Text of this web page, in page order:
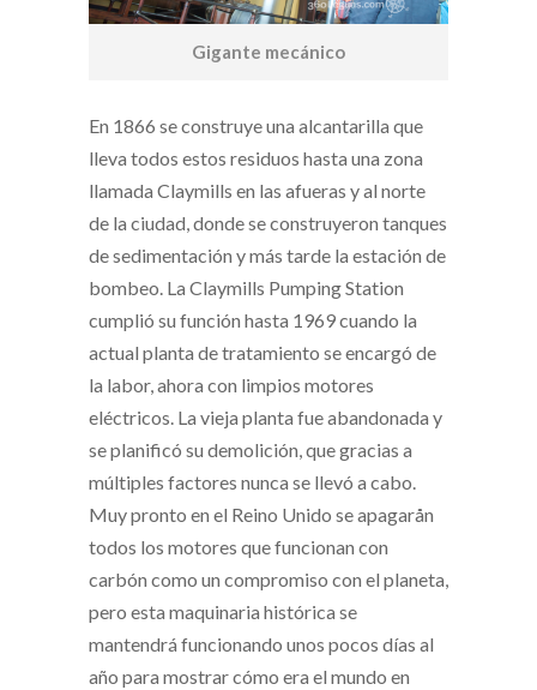
Gigante mecánico
En 1866 se construye una alcantarilla que
lleva todos estos residuos hasta una zona
llamada Claymills en las afueras y al norte
de la ciudad, donde se construyeron tanques
de sedimentación y más tarde la estación de
bombeo. La Claymills Pumping Station
cumplió su función hasta 1969 cuando la
actual planta de tratamiento se encargó de
la labor, ahora con limpios motores
eléctricos. La vieja planta fue abandonada y
se planificó su demolición, que gracias a
múltiples factores nunca se llevó a cabo.
Muy pronto en el Reino Unido se apagarån
todos los motores que funcionan con
carbón como un compromiso con el planeta,
pero esta maquinaria histórica se
mantendrá funcionando unos pocos días al
año para mostrar cómo era el mundo en